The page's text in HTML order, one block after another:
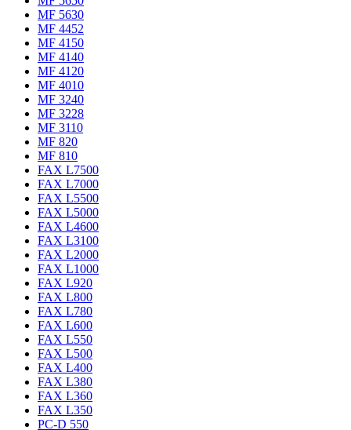
MF 5630
MF 4452
MF 4150
MF 4140
MF 4120
MF 4010
MF 3240
MF 3228
MF 3110
MF 820
MF 810
FAX L7500
FAX L7000
FAX L5500
FAX L5000
FAX L4600
FAX L3100
FAX L2000
FAX L1000
FAX L920
FAX L800
FAX L780
FAX L600
FAX L550
FAX L500
FAX L400
FAX L380
FAX L360
FAX L350
PC-D 550